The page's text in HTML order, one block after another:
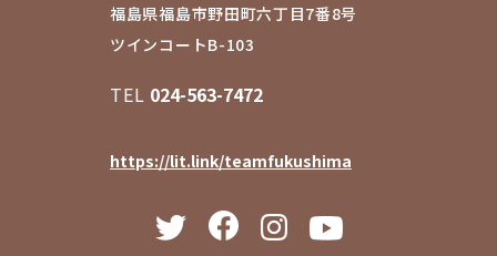
福島県福島市野田町六丁目7番8号
ツインコートB-103
TEL 024-563-7472
https://lit.link/teamfukushima